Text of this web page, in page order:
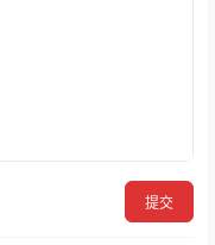
提交